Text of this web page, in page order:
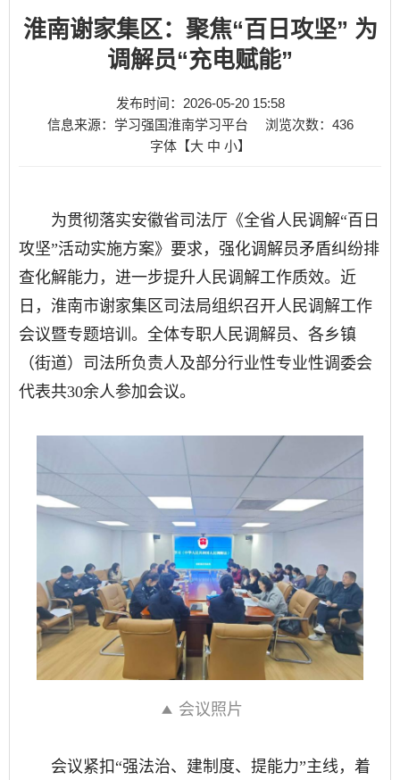
淮南谢家集区：聚焦“百日攻坚” 为
调解员“充电赋能”
发布时间：2026-05-20 15:58
信息来源：学习强国淮南学习平台
浏览次数： 436
字体【大 中 小】
为贯彻落实安徽省司法厅《全省人民调解“百日
攻坚”活动实施方案》要求，强化调解员矛盾纠纷排
查化解能力，进一步提升人民调解工作质效。近
日，淮南市谢家集区司法局组织召开人民调解工作
会议暨专题培训。全体专职人民调解员、各乡镇
（街道）司法所负责人及部分行业性专业性调委会
代表共30余人参加会议。
会议照片
会议紧扣“强法治、建制度、提能力”主线，着